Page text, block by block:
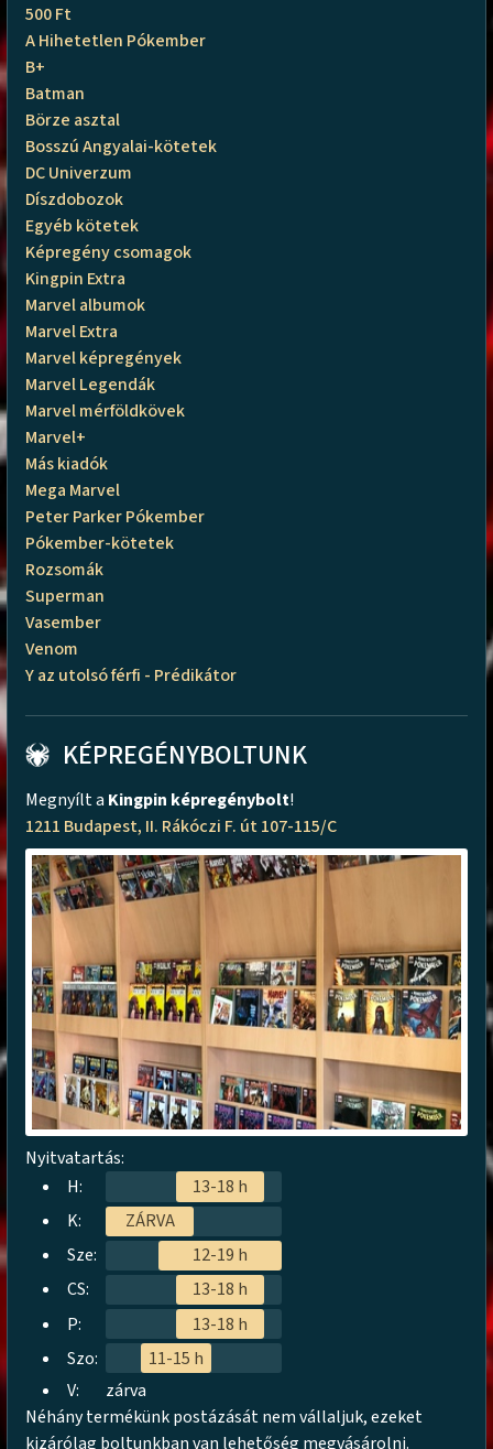
500 Ft
A Hihetetlen Pókember
B+
Batman
Börze asztal
Bosszú Angyalai-kötetek
DC Univerzum
Díszdobozok
Egyéb kötetek
Képregény csomagok
Kingpin Extra
Marvel albumok
Marvel Extra
Marvel képregények
Marvel Legendák
Marvel mérföldkövek
Marvel+
Más kiadók
Mega Marvel
Peter Parker Pókember
Pókember-kötetek
Rozsomák
Superman
Vasember
Venom
Y az utolsó férfi - Prédikátor
KÉPREGÉNYBOLTUNK
Megnyílt a Kingpin képregénybolt!
1211 Budapest, II. Rákóczi F. út 107-115/C
Nyitvatartás:
H:
13-18 h
K:
ZÁRVA
Sze:
12-19 h
CS:
13-18 h
P:
13-18 h
Szo:
11-15 h
V:
zárva
Néhány termékünk postázását nem vállaljuk, ezeket
kizárólag boltunkban van lehetőség megvásárolni.